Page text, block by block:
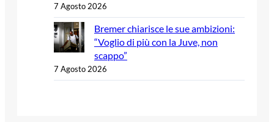
7 Agosto 2026
Bremer chiarisce le sue ambizioni:
“Voglio di più con la Juve, non
scappo”
7 Agosto 2026